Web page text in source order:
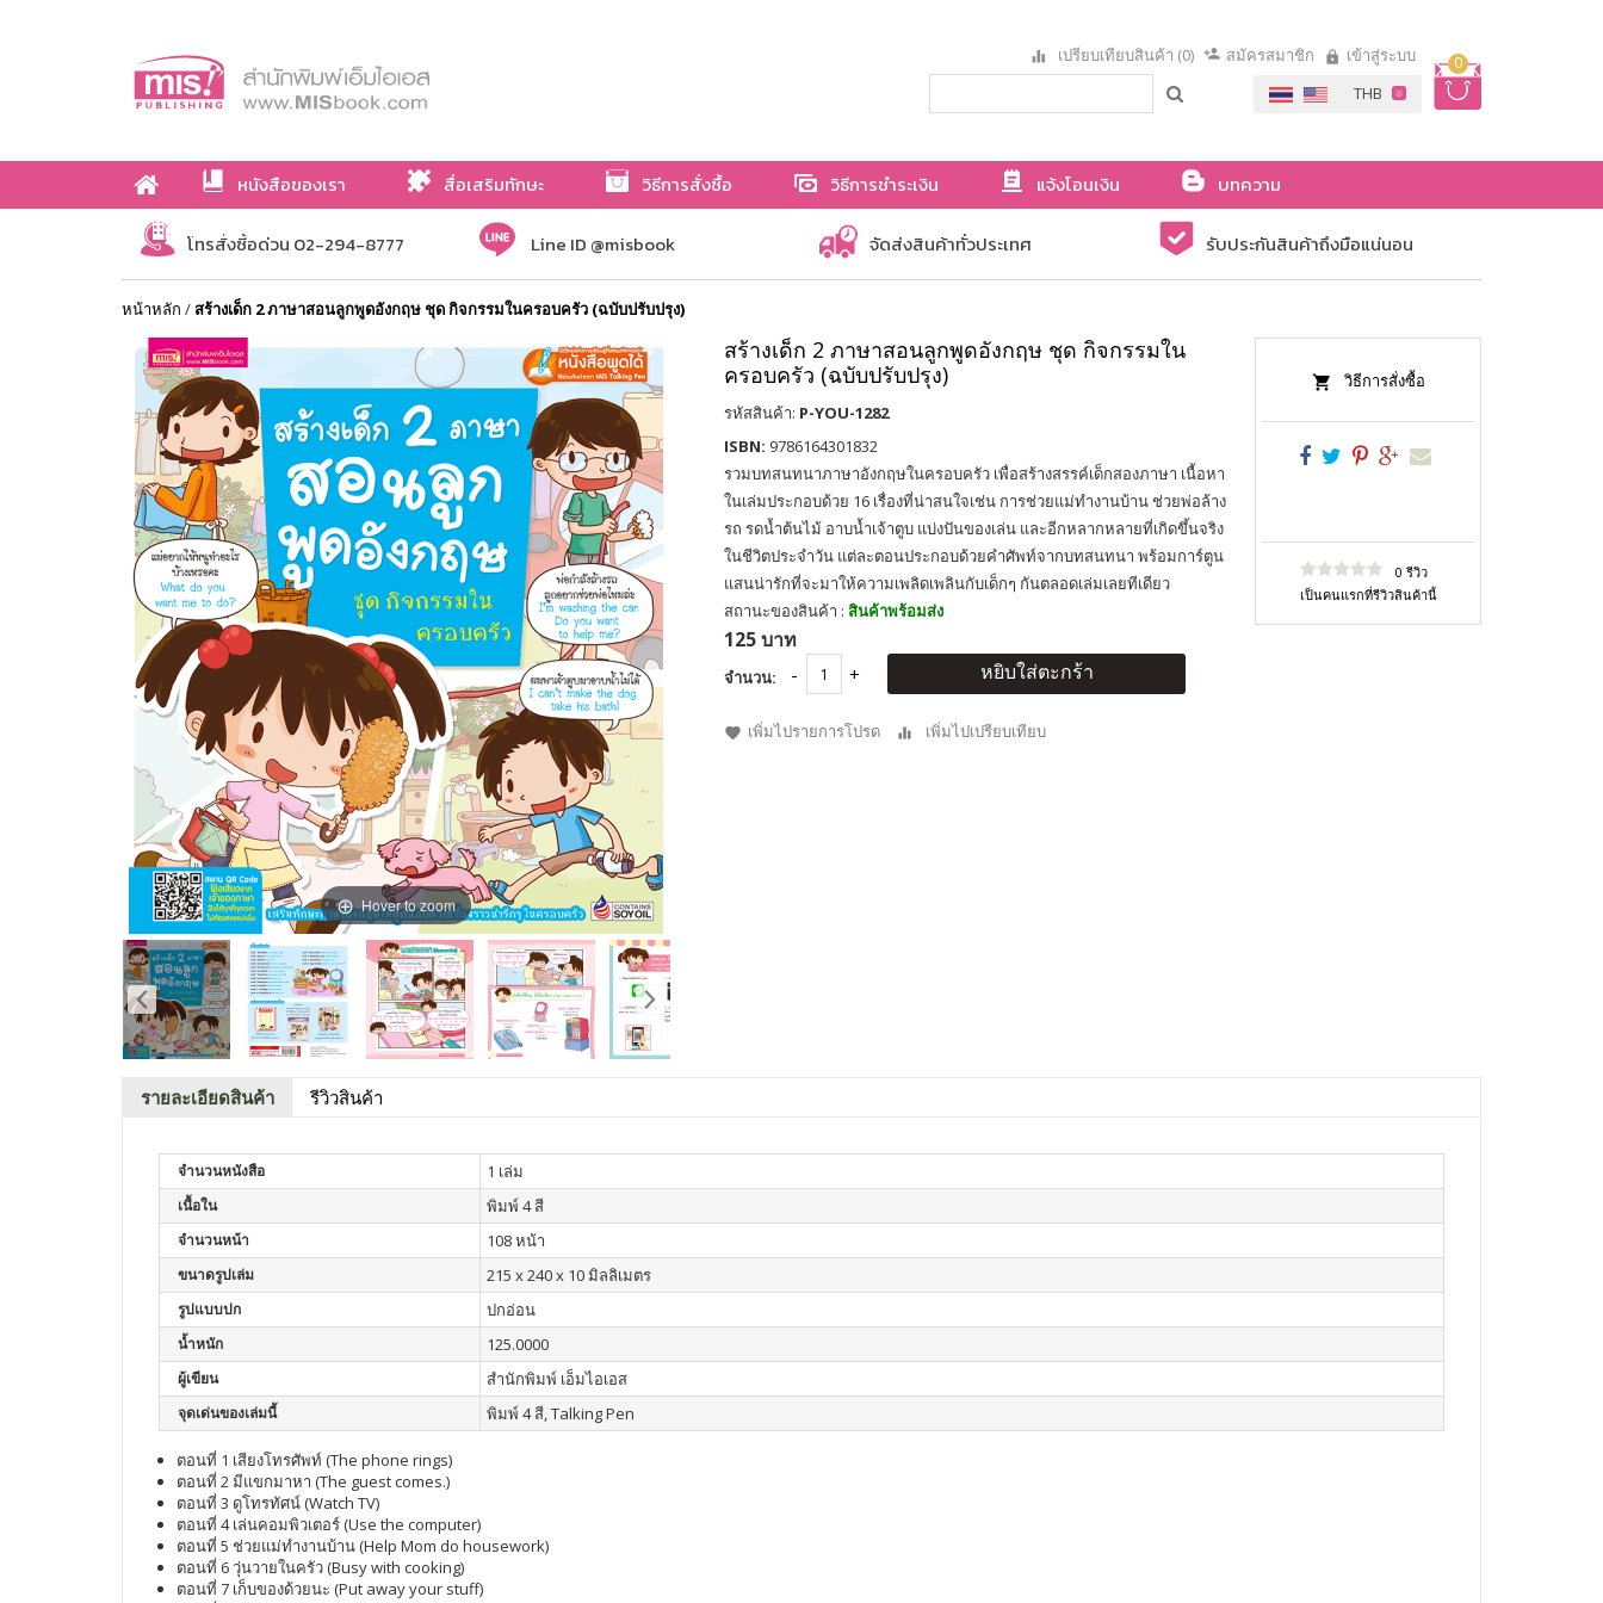
0
เปรียบเทียบสินค้า (0) สมัครสมาชิก เข้าสู่ระบบ
หนังสือของเรา สื่อเสริมทักษะ วิธีการสั่งซื้อ วิธีการชำระเงิน แจ้งโอนเงิน
บทความ
เกี่ยวกับเรา
โทรสั่งซื้อด่วน 02-294-8777 Line ID @misbook จัดส่งสินค้าทั่วประเทศ รับประกันสินค้าถึงมือแน่นอน
หน้าหลัก /สร้างเด็ก 2 ภาษาสอนลูกพูดอังกฤษ ชุด กิจกรรมในครอบครัว (ฉบับปรับปรุง)
Hover to zoom
สร้างเด็ก 2 ภาษาสอนลูกพูดอังกฤษ ชุด กิจกรรมใน
ครอบครัว (ฉบับปรับปรุง)
รหัสสินค้า: P-YOU-1282
ISBN: 9786164301832
รวมบทสนทนาภาษาอังกฤษในครอบครัว เพื่อสร้างสรรค์เด็กสองภาษา เนื้อหา
ในเล่มประกอบด้วย 16 เรื่องที่น่าสนใจเช่น การช่วยแม่ทำงานบ้าน ช่วยพ่อล้าง
รถ รดน้ำต้นไม้ อาบน้ำเจ้าตูบ แบ่งปันของเล่น และอีกหลากหลายที่เกิดขึ้นจริง
ในชีวิตประจำวัน แต่ละตอนประกอบด้วยคำศัพท์จากบทสนทนา พร้อมการ์ตูน
แสนน่ารักที่จะมาให้ความเพลิดเพลินกับเด็กๆ กันตลอดเล่มเลยทีเดียว
สถานะของสินค้า : สินค้าพร้อมส่ง
125 บาท
จำนวน: หยิบใส่ตะกร้า
เพิ่มไปรายการโปรด เพิ่มไปเปรียบเทียบ
วิธีการสั่งซื้อ
0 รีวิว
เป็นคนแรกที่รีวิวสินค้านี้
รายละเอียดสินค้า รีวิวสินค้า
จำนวนหนังสือ 1 เล่ม
เนื้อใน พิมพ์ 4 สี
จำนวนหน้า 108 หน้า
ขนาดรูปเล่ม 215 x 240 x 10 มิลลิเมตร
รูปแบบปก ปกอ่อน
น้ำหนัก 125.0000
ผู้เขียน สำนักพิมพ์ เอ็มไอเอส
จุดเด่นของเล่มนี้ พิมพ์ 4 สี, Talking Pen
ตอนที่ 1 เสียงโทรศัพท์ (The phone rings)
ตอนที่ 2 มีแขกมาหา (The guest comes.)
ตอนที่ 3 ดูโทรทัศน์ (Watch TV)
ตอนที่ 4 เล่นคอมพิวเตอร์ (Use the computer)
ตอนที่ 5 ช่วยแม่ทำงานบ้าน (Help Mom do housework)
ตอนที่ 6 วุ่นวายในครัว (Busy with cooking)
ตอนที่ 7 เก็บของด้วยนะ (Put away your stuff)